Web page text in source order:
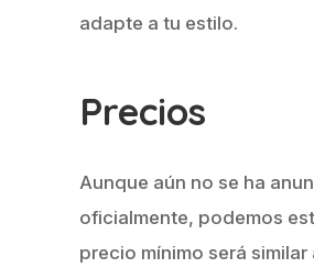
adapte a tu estilo.
Precios
Aunque aún no se ha
oficialmente, podemos
precio mínimo será similar